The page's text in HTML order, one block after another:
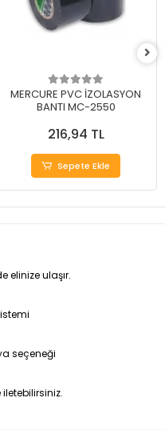
MERCURE PVC İZOLASYON
BANTI MC-2550
216,94 TL
Sepete Ekle
elinize ulaşır.
seçeneği
iletebilirsiniz.